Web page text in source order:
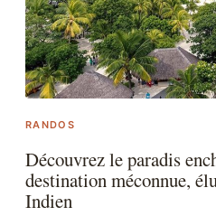
RANDOS
Découvrez le paradis
destination méconnue,
Indien